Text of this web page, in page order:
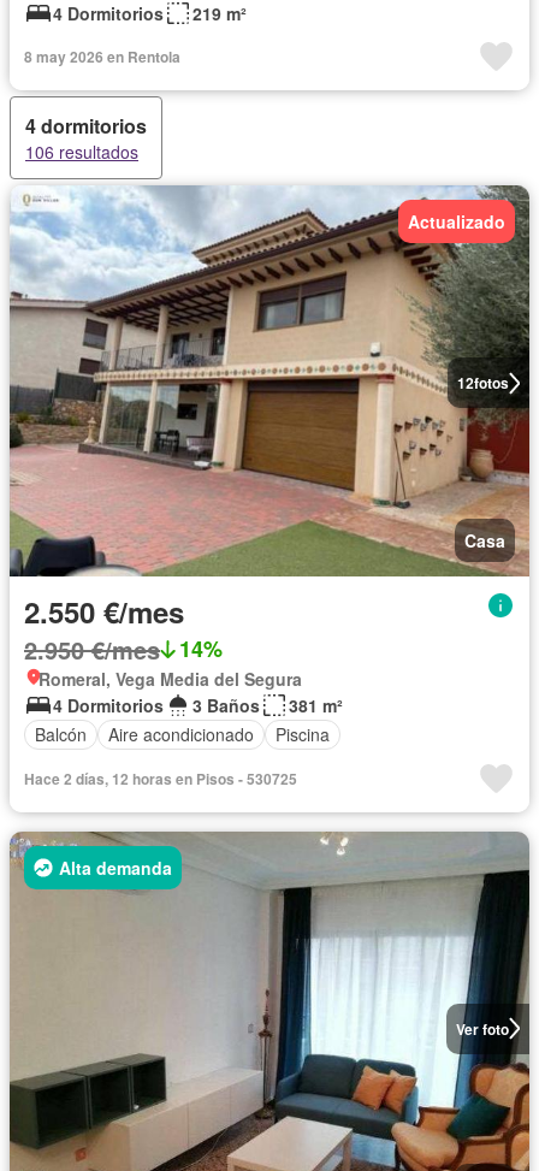
4 Dormitorios
219 m²
8 may 2026 en Rentola
4 dormitorios
106 resultados
12fotos
Actualizado
Casa
2.550 €/mes
2.950 €/mes 14%
Romeral, Vega Media del Segura
4 Dormitorios
3 Baños
381 m²
Balcón
Aire acondicionado Piscina
Hace 2 días, 12 horas en Pisos - 530725
Ver foto
Alta demanda